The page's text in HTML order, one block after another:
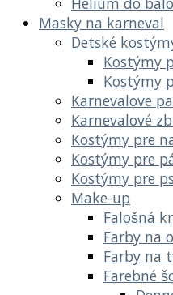
Masky na karneval
Detské
Kostýmy
Kostýmy
Karnevalove
Karnevalové
Kostýmy pre
Kostýmy pre
Kostýmy pre
Make-up
Falošná
Farby na
Farby na
Farebné